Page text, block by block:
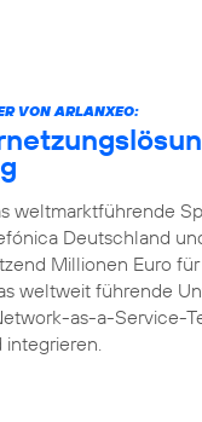
VON ARLANXEO:
weltmarktführende
Deutschland
Millionen Euro
weltweit führende
as-a-Service-